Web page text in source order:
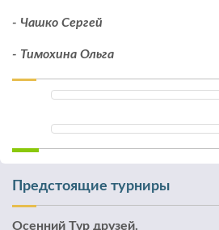
- Чашко Сергей
- Тимохина Ольга
Предстоящие турниры
Осенний Тур друзей.